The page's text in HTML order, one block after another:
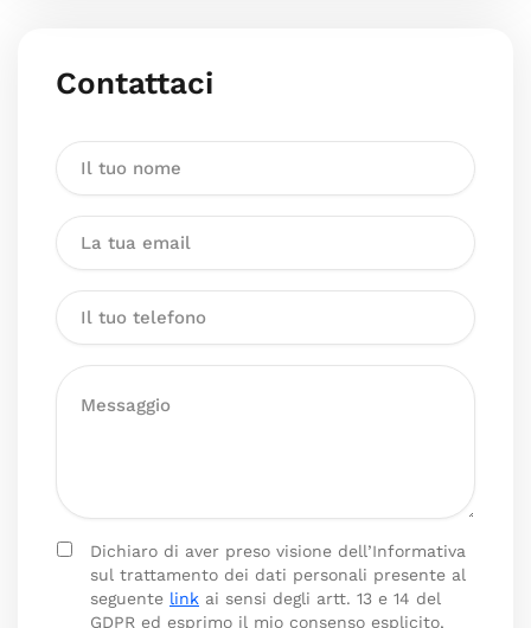
Contattaci
Dichiaro di aver preso visione dell’Informativa
sul trattamento dei dati personali presente al
seguente link ai sensi degli artt. 13 e 14 del
GDPR ed esprimo il mio consenso esplicito,